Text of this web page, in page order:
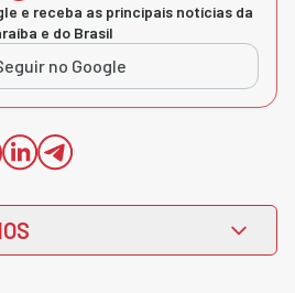
e receba as principais notícias da
e do Brasil
no Google